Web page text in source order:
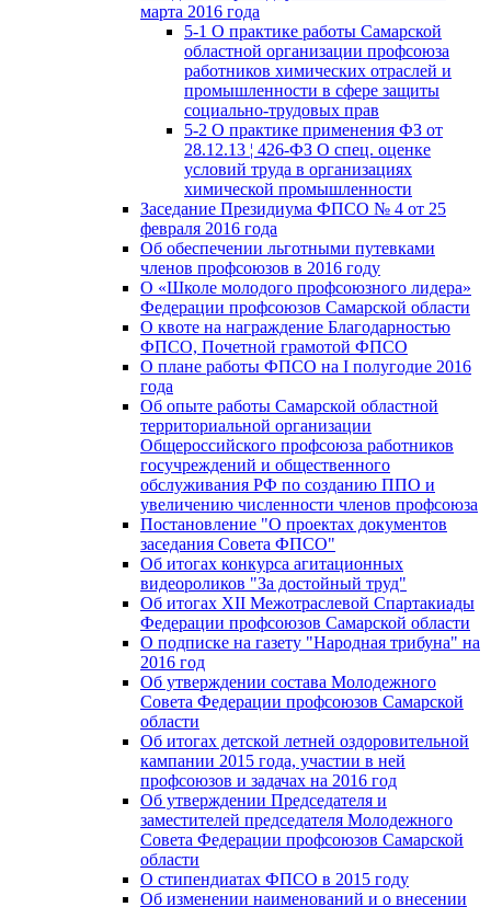
марта 2016 года
5-1 О практике работы Самарской
областной организации профсоюза
работников химических отраслей и
промышленности в сфере защиты
социально-трудовых прав
5-2 О практике применения ФЗ от
28.12.13 ¦ 426-ФЗ О спец. оценке
условий труда в организациях
химической промышленности
Заседание Президиума ФПСО № 4 от 25
февраля 2016 года
Об обеспечении льготными путевками
членов профсоюзов в 2016 году
О «Школе молодого профсоюзного лидера»
Федерации профсоюзов Самарской области
О квоте на награждение Благодарностью
ФПСО, Почетной грамотой ФПСО
О плане работы ФПСО на I полугодие 2016
года
Об опыте работы Самарской областной
территориальной организации
Общероссийского профсоюза работников
госучреждений и общественного
обслуживания РФ по созданию ППО и
увеличению численности членов профсоюза
Постановление "О проектах документов
заседания Совета ФПСО"
Об итогах конкурса агитационных
видеороликов "За достойный труд"
Об итогах XII Межотраслевой Спартакиады
Федерации профсоюзов Самарской области
О подписке на газету "Народная трибуна" на
2016 год
Об утверждении состава Молодежного
Совета Федерации профсоюзов Самарской
области
Об итогах детской летней оздоровительной
кампании 2015 года, участии в ней
профсоюзов и задачах на 2016 год
Об утверждении Председателя и
заместителей председателя Молодежного
Совета Федерации профсоюзов Самарской
области
О стипендиатах ФПСО в 2015 году
Об изменении наименований и о внесении